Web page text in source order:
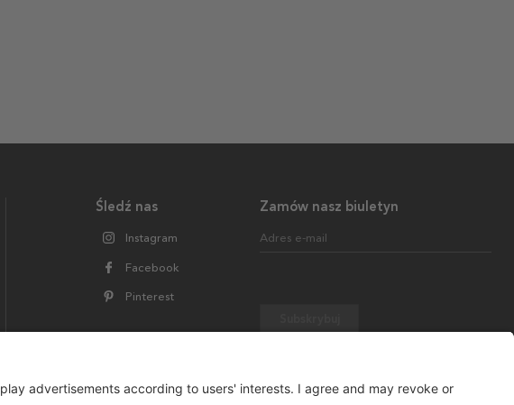
Zamów nasz biuletyn
Adres e-mail
Śledź nas
Instagram
Facebook
Pinterest